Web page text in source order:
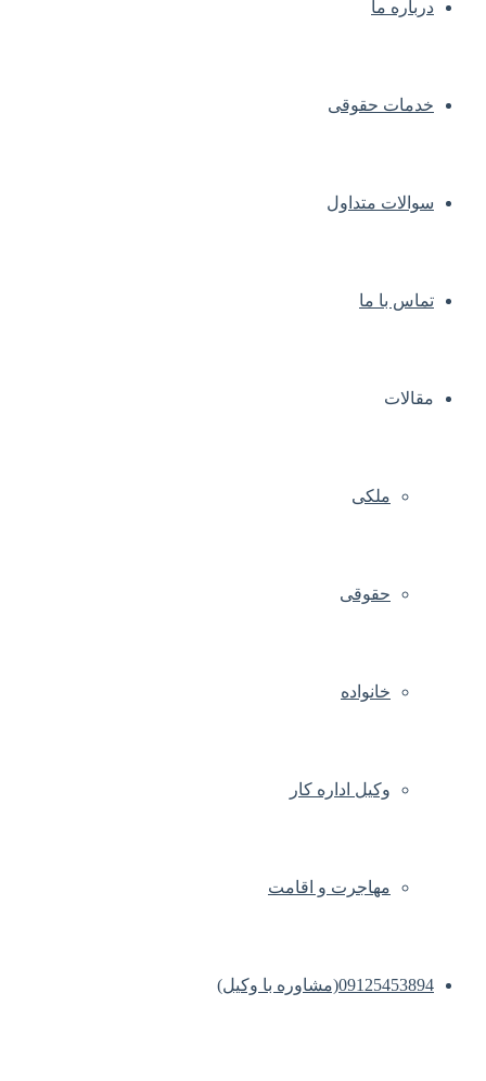
درباره ما
خدمات حقوقی
سوالات متداول
تماس با ما
مقالات
ملکی
حقوقی
خانواده
وکیل اداره کار
مهاجرت و اقامت
09125453894(مشاوره با وکیل)